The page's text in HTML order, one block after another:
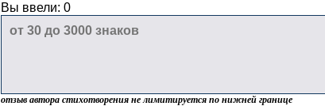
Вы ввели: 0
отзыв автора стихотворения не лимитируется по нижней границе